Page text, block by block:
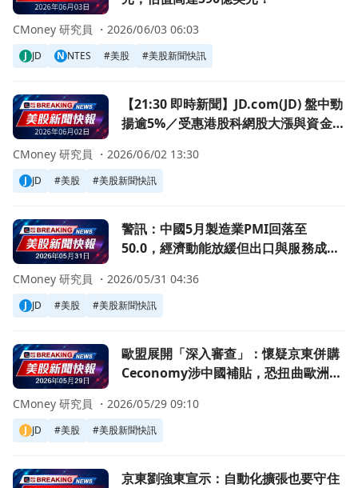
J JD N NTES #美股 #美股新聞快訊
CMoney 研究員 ・2026/06/03 06:03
前往【21:30 即時新聞】JD.com(JD) 盤中勁揚逾5%／受惠
【21:30 即時新聞】JD.com(JD) 盤中勁
揚逾5%／受惠港股科網股大漲與資金回
J JD #美股 #美股新聞快訊
CMoney 研究員 ・2026/06/02 13:30
前往警訊：中國5月製造業PMI回落至50.0，經濟動能放緩但
警訊：中國5月製造業PMI回落至
50.0，經濟動能放緩但出口與服務成為
J JD #美股 #美股新聞快訊
CMoney 研究員 ・2026/05/31 04:36
前往歐盟展開「深入審查」：懷疑京東併購Ceconomy涉中
歐盟展開「深入審查」：懷疑京東併購
Ceconomy涉中國補貼，恐扭曲歐洲零
J JD #美股 #美股新聞快訊
CMoney 研究員 ・2026/05/29 09:10
前往京東劉強東宣示：自動化擴張也要守住90萬就業，機器
京東劉強東宣示：自動化擴張也要守住